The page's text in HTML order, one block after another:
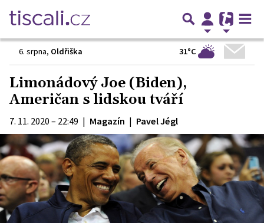
6. srpna, Oldřiška 31°C
Limonádový Joe (Biden),
Američan s lidskou tváří
7. 11. 2020 – 22:49 | Magazín | Pavel Jégl